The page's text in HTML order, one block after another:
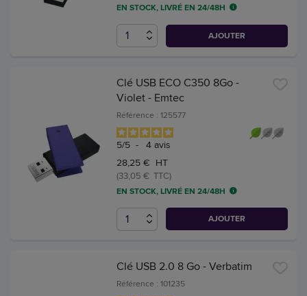
EN STOCK, LIVRÉ EN 24/48H
AJOUTER
Clé USB ECO C350 8Go -
Violet - Emtec
Référence : 125577
5/5 - 4 avis
28,25 € HT
(33,05 € TTC)
EN STOCK, LIVRÉ EN 24/48H
AJOUTER
Clé USB 2.0 8 Go - Verbatim
Référence : 101235